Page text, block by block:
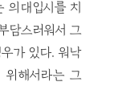
대입시를 치
담스러워서 그
가 있다. 워낙
위해서라는 그